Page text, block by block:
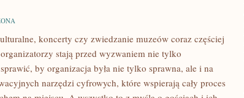
koncerty czy zwiedzanie muzeów coraz częściej
stają przed wyzwaniem nie tylko
by organizacja była nie tylko sprawna, ale i na
narzędzi cyfrowych, które wspierają cały proces